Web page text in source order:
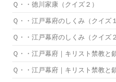
Ｑ・・徳川家康（クイズ２）
Ｑ・・江戸幕府のしくみ（クイズ１
Ｑ・・江戸幕府のしくみ（クイズ２
Ｑ・・江戸幕府｜キリスト禁教と
Ｑ・・江戸幕府｜キリスト禁教と